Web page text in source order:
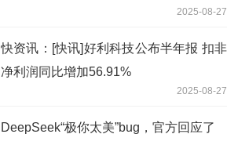
2025-08-27
快资讯：[快讯]好利科技公布半年报 扣非
净利润同比增加56.91%
2025-08-27
DeepSeek“极你太美”bug，官方回应了